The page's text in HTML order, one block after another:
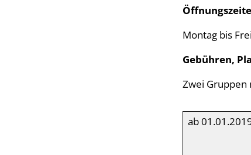
Montag bis
Gebühren,
Zwei Gruppen
ab